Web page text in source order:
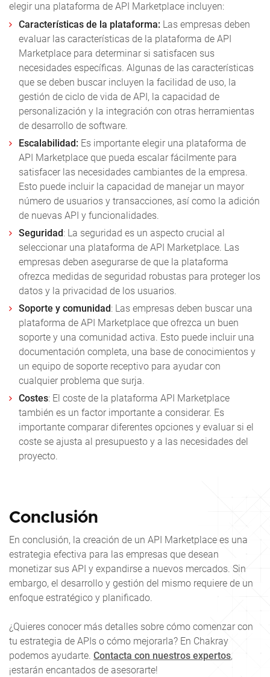
elegir una plataforma de API Marketplace incluyen:
Características de la plataforma: Las empresas deben
evaluar las características de la plataforma de API
Marketplace para determinar si satisfacen sus
necesidades específicas. Algunas de las características
que se deben buscar incluyen la facilidad de uso, la
gestión de ciclo de vida de API, la capacidad de
personalización y la integración con otras herramientas
de desarrollo de software.
Escalabilidad: Es importante elegir una plataforma de
API Marketplace que pueda escalar fácilmente para
satisfacer las necesidades cambiantes de la empresa.
Esto puede incluir la capacidad de manejar un mayor
número de usuarios y transacciones, así como la adición
de nuevas API y funcionalidades.
Seguridad: La seguridad es un aspecto crucial al
seleccionar una plataforma de API Marketplace. Las
empresas deben asegurarse de que la plataforma
ofrezca medidas de seguridad robustas para proteger los
datos y la privacidad de los usuarios.
Soporte y comunidad: Las empresas deben buscar una
plataforma de API Marketplace que ofrezca un buen
soporte y una comunidad activa. Esto puede incluir una
documentación completa, una base de conocimientos y
un equipo de soporte receptivo para ayudar con
cualquier problema que surja.
Costes: El coste de la plataforma API Marketplace
también es un factor importante a considerar. Es
importante comparar diferentes opciones y evaluar si el
coste se ajusta al presupuesto y a las necesidades del
proyecto.
Conclusión
En conclusión, la creación de un API Marketplace es una
estrategia efectiva para las empresas que desean
monetizar sus API y expandirse a nuevos mercados. Sin
embargo, el desarrollo y gestión del mismo requiere de un
enfoque estratégico y planificado.
¿Quieres conocer más detalles sobre cómo comenzar con
tu estrategia de APIs o cómo mejorarla? En Chakray
podemos ayudarte. Contacta con nuestros expertos,
¡estarán encantados de asesorarte!